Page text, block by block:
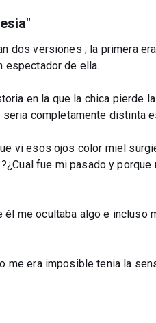
dos versiones ; la primera
espectador de ella.
en la que la chica pierde
completamente distinta
vi esos ojos color miel
fue mi pasado y
él me ocultaba algo e
me era imposible tenia la